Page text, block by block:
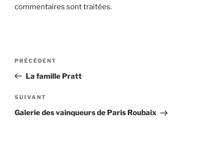
commentaires sont traitées.
Navigation
l’article
Article
précédent
PRÉCÉDENT
La famille Pratt
Article
suivant
SUIVANT
Galerie des vainqueurs de Paris Roubaix